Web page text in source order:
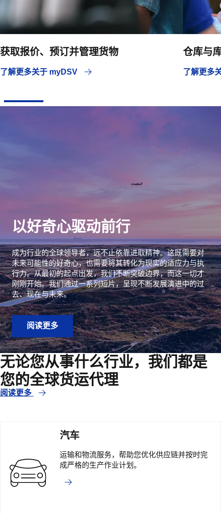
获取报价、预订并管理货物
了解更多关于 myDSV
仓库与
了解更多
以好奇心驱动前行
成为行业的全球领导者，远不止依靠进取精神。这既需要对
未来可能性的好奇心，也需要将其转化为现实的适应力与执
行力。从最初的起点出发，我们不断突破边界，而这一切才
刚刚开始。我们通过一系列短片，呈现不断发展演进中的过
去、现在与未来。
阅读更多
无论您从事什么行业，我们都是
您的全球货运代理
阅读更多
汽车
运输和物流服务，帮助您优化供应链并按时完
成严格的生产作业计划。